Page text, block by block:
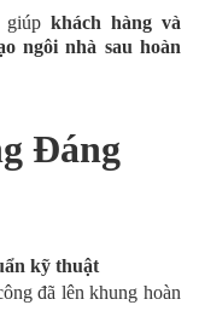
giúpkhách hàng và
ngôi nhà sau hoàn
Đáng
kỹ thuật
đã lên khung hoàn